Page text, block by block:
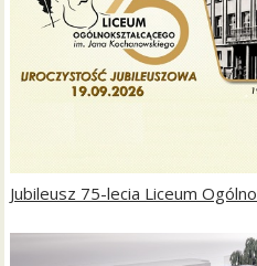
Jubileusz 75-lecia Liceum